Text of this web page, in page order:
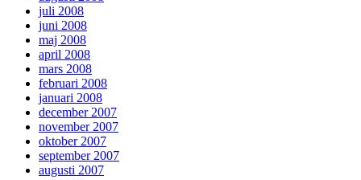
juli 2008
juni 2008
maj 2008
april 2008
mars 2008
februari 2008
januari 2008
december 2007
november 2007
oktober 2007
september 2007
augusti 2007